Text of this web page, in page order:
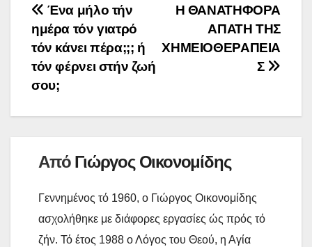
o
k
l
t
L
n
τ
Πλοήγηση
άρθρων
Η ΘΑΝΑΤΗΦΟΡΑ
ΑΠΑΤΗ ΤΗΣ
ΧΗΜΕΙΟΘΕΡΑΠΕΙΑ
Σ
Ένα μήλο τήν
ημέρα τόν γιατρό
τόν κάνει πέρα;;; ή
τόν φέρνει στήν ζωή
σου;
Από Γιώργος Οικονομίδης
Γεννημένος τό 1960, ο Γιώργος Οικονομίδης
ασχολήθηκε με διάφορες εργασίες ώς πρός τό
ζήν. Τό έτος 1988 ο Λόγος του Θεού, η Αγία